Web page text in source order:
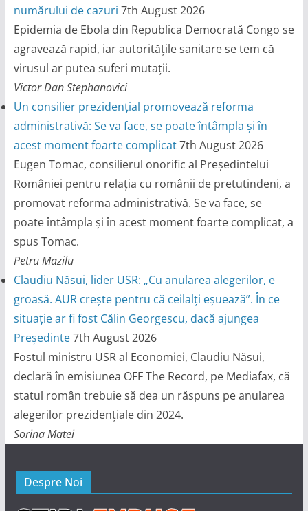
numărului de cazuri 7th August 2026
Epidemia de Ebola din Republica Democrată Congo se
agravează rapid, iar autoritățile sanitare se tem că
virusul ar putea suferi mutații.
Victor Dan Stephanovici
Un consilier prezidențial promovează reforma
administrativă: Se va face, se poate întâmpla și în
acest moment foarte complicat7th August 2026
Eugen Tomac, consilierul onorific al Președintelui
României pentru relația cu românii de pretutindeni, a
promovat reforma administrativă. Se va face, se
poate întâmpla și în acest moment foarte complicat, a
spus Tomac.
Petru Mazilu
Claudiu Năsui, lider USR: „Cu anularea alegerilor, e
groasă. AUR crește pentru că ceilalți eșuează”. În ce
situație ar fi fost Călin Georgescu, dacă ajungea
Președinte7th August 2026
Fostul ministru USR al Economiei, Claudiu Năsui,
declară în emisiunea OFF The Record, pe Mediafax, că
statul român trebuie să dea un răspuns pe anularea
alegerilor prezidențiale din 2024.
Sorina Matei
Despre Noi